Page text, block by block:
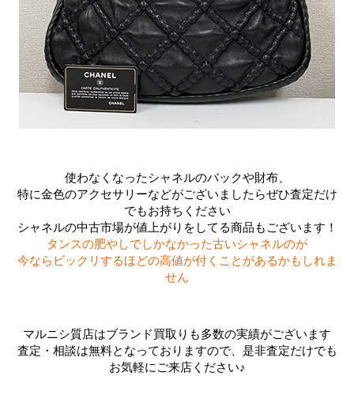
使わなくなったシャネルのバックや財布、
特に金色のアクセサリーなどがございましたらぜひ査定だけ
でもお持ちください
シャネルの中古市場が値上がりをしてる商品もございます！
タンスの肥やしでしかなかった古いシャネルのが
今ならビックリするほどの高値が付くことがあるかもしれま
せん
マルニシ質店はブランド買取りも多数の実績がございます
査定・相談は無料となっておりますので、是非査定だけでも
お気軽にご来店ください♪